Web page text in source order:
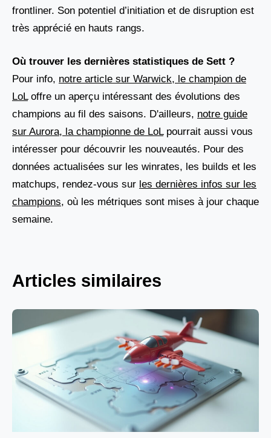
frontliner. Son potentiel d’initiation et de disruption est
très apprécié en hauts rangs.
Où trouver les dernières statistiques de Sett ?
Pour info, notre article sur Warwick, le champion de
LoLoffre un aperçu intéressant des évolutions des
champions au fil des saisons. D'ailleurs, notre guide
sur Aurora, la championne de LoLpourrait aussi vous
intéresser pour découvrir les nouveautés. Pour des
données actualisées sur les winrates, les builds et les
matchups, rendez-vous sur les dernières infos sur les
champions, où les métriques sont mises à jour chaque
semaine.
Articles similaires